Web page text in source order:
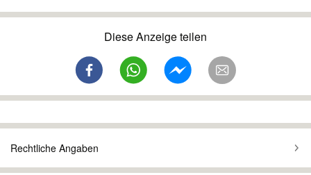
Diese Anzeige teilen
Rechtliche Angaben